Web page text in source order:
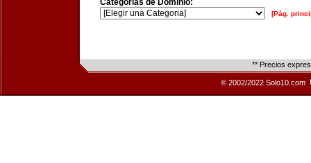
Categorías de Dominio:
[Pág.
** Precios
© 2002/2022 Solo10.com